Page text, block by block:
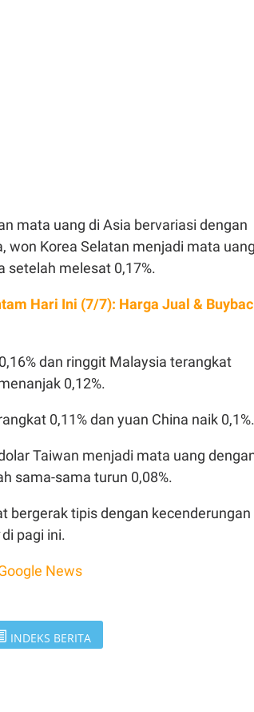
mata uang di Asia bervariasi dengan
won Korea Selatan menjadi mata uang
setelah melesat 0,17%.
Hari Ini (7/7): Harga Jual &
dan ringgit Malaysia terangkat
0,12%.
0,11% dan yuan China naik 0,1%.
Taiwan menjadi mata uang
sama-sama turun 0,08%.
bergerak tipis dengan kecenderungan
di pagi ini.
News
INDEKS BERITA